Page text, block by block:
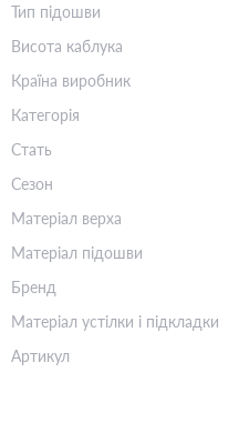
Тип підошви
Висота каблука
Країна виробник
Категорія
Стать
Сезон
Матеріал верха
Матеріал підошви
Бренд
Матеріал устілки і підкладки
Артикул